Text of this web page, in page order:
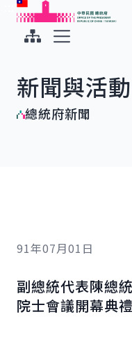
跳到主要內容
中華民國總統府
新聞與活動
總統府新聞
91年07月01日
副總統代表陳總
院士會議開幕典禮